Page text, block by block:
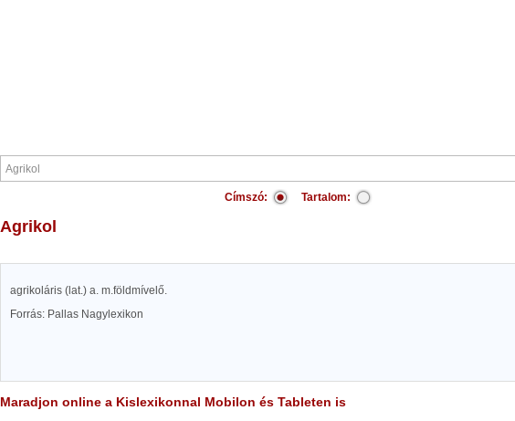
Címszó: Tartalom:
Agrikol
agrikoláris (lat.) a. m.földmívelő.
Forrás: Pallas Nagylexikon
Maradjon online a Kislexikonnal Mobilon és Tableten is